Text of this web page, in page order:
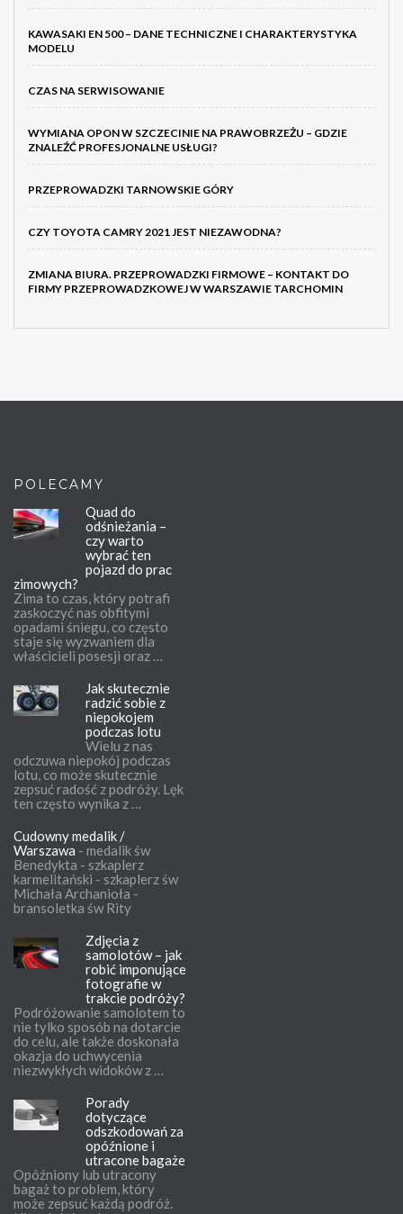
KAWASAKI EN 500 – DANE TECHNICZNE I CHARAKTERYSTYKA
MODELU
CZAS NA SERWISOWANIE
WYMIANA OPON W SZCZECINIE NA PRAWOBRZEŻU – GDZIE
ZNALEŹĆ PROFESJONALNE USŁUGI?
PRZEPROWADZKI TARNOWSKIE GÓRY
CZY TOYOTA CAMRY 2021 JEST NIEZAWODNA?
ZMIANA BIURA. PRZEPROWADZKI FIRMOWE – KONTAKT DO
FIRMY PRZEPROWADZKOWEJ W WARSZAWIE TARCHOMIN
POLECAMY
Quad do
odśnieżania –
czy warto
wybrać ten
pojazd do prac
zimowych?
Zima to czas, który potrafi
zaskoczyć nas obfitymi
opadami śniegu, co często
staje się wyzwaniem dla
właścicieli posesji oraz …
Jak skutecznie
radzić sobie z
niepokojem
podczas lotu
Wielu z nas
odczuwa niepokój podczas
lotu, co może skutecznie
zepsuć radość z podróży. Lęk
ten często wynika z …
Cudowny medalik /
Warszawa - medalik św
Benedykta - szkaplerz
karmelitański - szkaplerz św
Michała Archanioła -
bransoletka św Rity
Zdjęcia z
samolotów – jak
robić imponujące
fotografie w
trakcie podróży?
Podróżowanie samolotem to
nie tylko sposób na dotarcie
do celu, ale także doskonała
okazja do uchwycenia
niezwykłych widoków z …
Porady
dotyczące
odszkodowań za
opóźnione i
utracone bagaże
Opóźniony lub utracony
bagaż to problem, który
może zepsuć każdą podróż.